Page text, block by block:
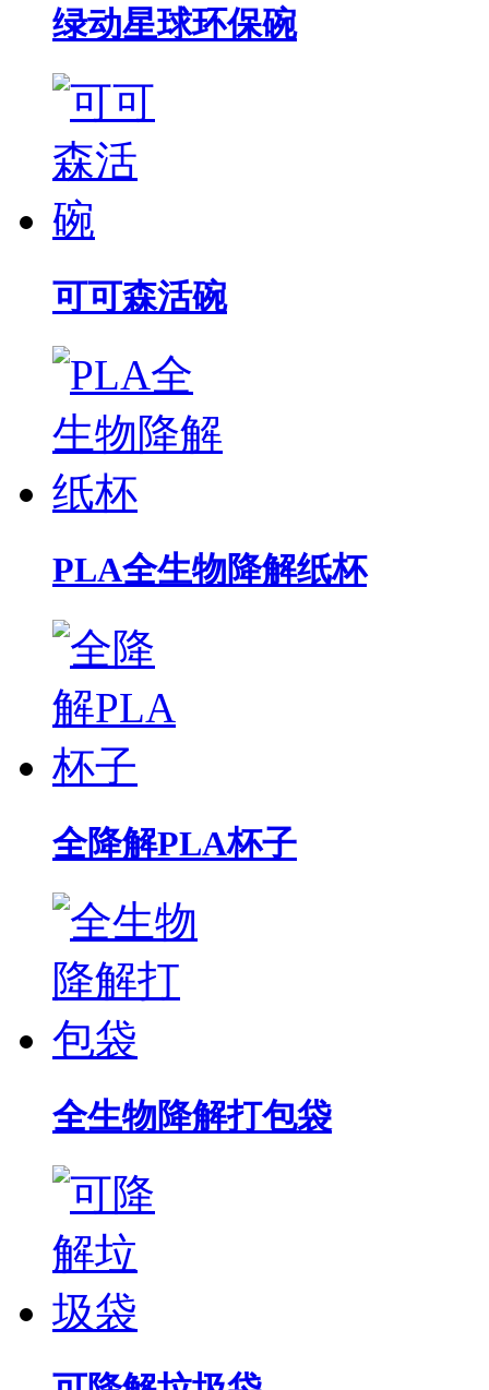
绿动星球环保碗
可可森活碗
PLA全生物降解纸杯
全降解PLA杯子
全生物降解打包袋